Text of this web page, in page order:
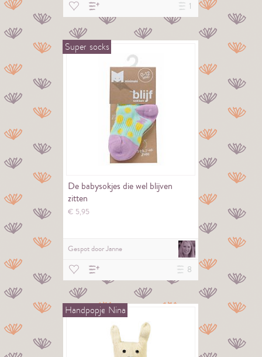
1
Super socks
De babysokjes die wel blijven
zitten
€ 5,95
Gespot doorJanne
8
Handpopje Nina